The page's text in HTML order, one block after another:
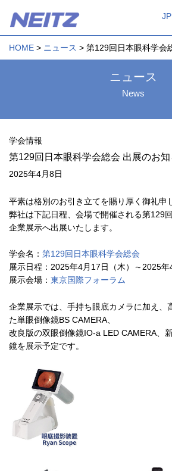
JP
HOME ニュース 第129回日本眼科学会
ニュース
News
学会情報
第129回日本眼科学会総会 出展のお
2025年4月8日
平素は格別のお引き立てを賜り厚く御礼申
弊社は下記日程、会場で開催される第129
企業展示へ出展いたします。
学会名： 第129回日本眼科学会総会
展示日程：2025年4月17日（木）～2025年
展示会場： 東京国際フォーラム
企業展示では、手持ち眼底カメラに加え、
た単眼倒像鏡BS CAMERA、
改良版の双眼倒像鏡IO-a LED CAMERA、
鏡を展示予定です。